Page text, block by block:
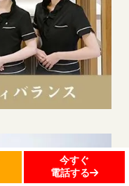
今すぐ
電話する